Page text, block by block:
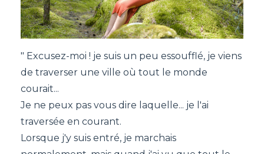
" Excusez-moi ! je suis un peu essoufflé, je viens
de traverser une ville où tout le monde
courait...
Je ne peux pas vous dire laquelle... je l'ai
traversée en courant.
Lorsque j'y suis entré, je marchais